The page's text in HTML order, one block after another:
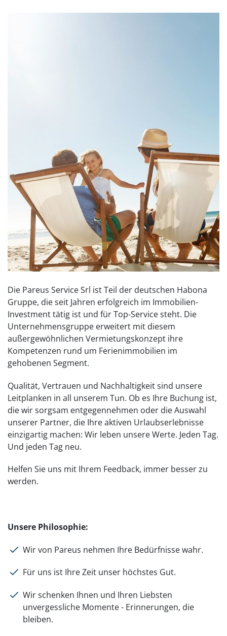
Die Pareus Service Srl ist Teil der deutschen Habona
Gruppe, die seit Jahren erfolgreich im Immobilien-
Investment tätig ist und für Top-Service steht. Die
Unternehmensgruppe erweitert mit diesem
außergewöhnlichen Vermietungskonzept ihre
Kompetenzen rund um Ferienimmobilien im
gehobenen Segment.
Qualität, Vertrauen und Nachhaltigkeit sind unsere
Leitplanken in all unserem Tun. Ob es Ihre Buchung ist,
die wir sorgsam entgegennehmen oder die Auswahl
unserer Partner, die Ihre aktiven Urlaubserlebnisse
einzigartig machen: Wir leben unsere Werte. Jeden Tag.
Und jeden Tag neu.
Helfen Sie uns mit Ihrem Feedback, immer besser zu
werden.
Unsere Philosophie:
Wir von Pareus nehmen Ihre Bedürfnisse wahr.
Für uns ist Ihre Zeit unser höchstes Gut.
Wir schenken Ihnen und Ihren Liebsten
unvergessliche Momente - Erinnerungen, die
bleiben.